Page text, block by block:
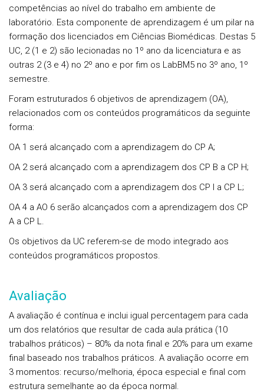
competências ao nível do trabalho em ambiente de
laboratório. Esta componente de aprendizagem é um pilar na
formação dos licenciados em Ciências Biomédicas. Destas 5
UC, 2 (1 e 2) são lecionadas no 1º ano da licenciatura e as
outras 2 (3 e 4) no 2º ano e por fim os LabBM5 no 3º ano, 1º
semestre.
Foram estruturados 6 objetivos de aprendizagem (OA),
relacionados com os conteúdos programáticos da seguinte
forma:
OA 1 será alcançado com a aprendizagem do CP A;
OA 2 será alcançado com a aprendizagem dos CP B a CP H;
OA 3 será alcançado com a aprendizagem dos CP I a CP L;
OA 4 a AO 6 serão alcançados com a aprendizagem dos CP
A a CP L.
Os objetivos da UC referem-se de modo integrado aos
conteúdos programáticos propostos.
Avaliação
A avaliação é contínua e inclui igual percentagem para cada
um dos relatórios que resultar de cada aula prática (10
trabalhos práticos) – 80% da nota final e 20% para um exame
final baseado nos trabalhos práticos. A avaliação ocorre em
3 momentos: recurso/melhoria, época especial e final com
estrutura semelhante ao da época normal.